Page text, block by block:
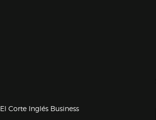
El Corte Inglés Business